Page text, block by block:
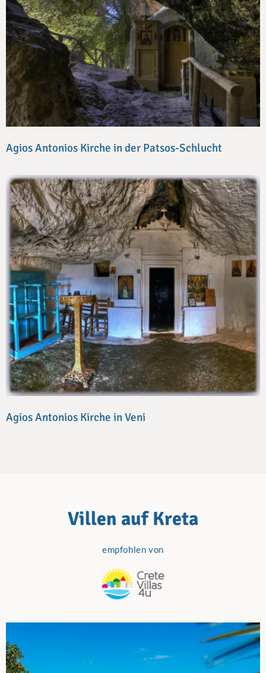
Agios Antonios Kirche in der Patsos-Schlucht
Agios Antonios Kirche in Veni
Villen auf Kreta
empfohlen von